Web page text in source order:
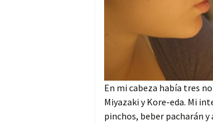
En mi cabeza había tres
Miyazaki y Kore-eda. Mi
pinchos, beber pacharán y